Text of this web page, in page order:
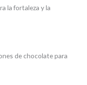
la fortaleza y la
de chocolate para